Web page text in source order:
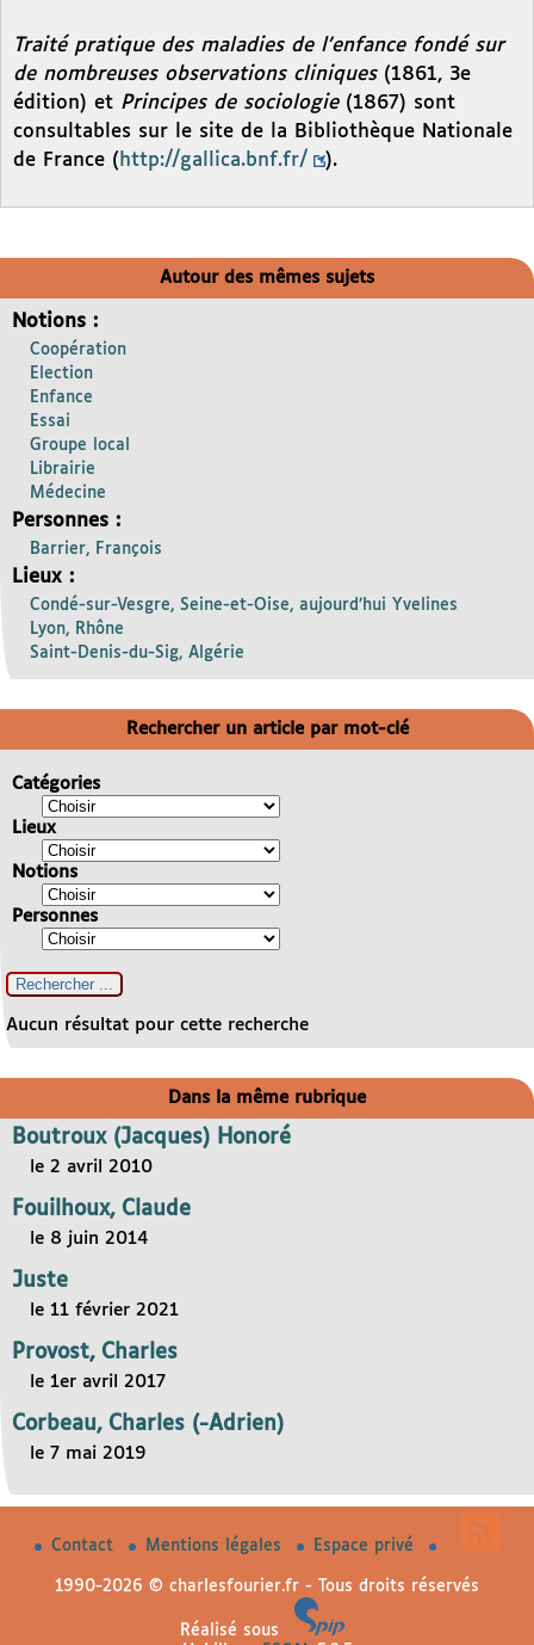
Traité pratique des maladies de l’enfance fondé sur
de nombreuses observations cliniques (1861, 3e
édition) et Principes de sociologie(1867) sont
consultables sur le site de la Bibliothèque Nationale
de France ( http://gallica.bnf.fr/ ).
Autour des mêmes sujets
Notions :
Coopération
Election
Enfance
Essai
Groupe local
Librairie
Médecine
Personnes :
Barrier, François
Lieux :
Condé-sur-Vesgre, Seine-et-Oise, aujourd’hui Yvelines
Lyon, Rhône
Saint-Denis-du-Sig, Algérie
Rechercher un article par mot-clé
Catégories
Lieux
Notions
Personnes
Aucun résultat pour cette recherche
Dans la même rubrique
Boutroux (Jacques) Honoré
le 2 avril 2010
Fouilhoux, Claude
le 8 juin 2014
Juste
le 11 février 2021
Provost, Charles
le 1er avril 2017
Corbeau, Charles (-Adrien)
le 7 mai 2019
Contact Mentions légales Espace privé
1990-2026 © charlesfourier.fr - Tous droits réservés
Réalisé sous